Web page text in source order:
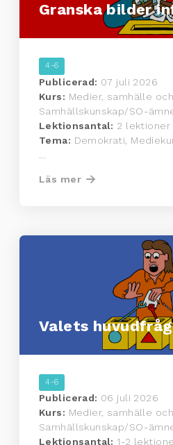
Granska bilder
4-6
Publicerad: 07 juli 2026
Kurs: Medier, samhälle
Samhällskunskap/SO-
Lektionsantal: 2 lektioner
Tema: Demokrati,
Läs mer
Valets
4-6
Publicerad: 06 juli 2026
Kurs: Medier, samhälle
Samhällskunskap/SO-
Lektionsantal: 1-2